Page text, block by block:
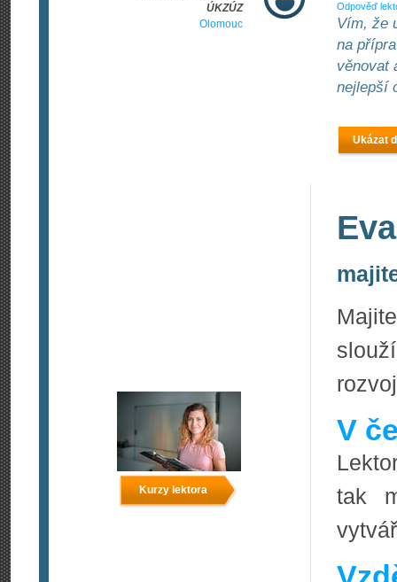
ÚKZÚZ
Olomouc
Odpověď
Vím, že
na
věnovat
nejlepší
Ukázat
Kurzy lektora
V
tak